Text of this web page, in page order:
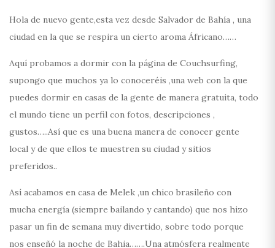
Hola de nuevo gente,esta vez desde Salvador de Bahía , una
ciudad en la que se respira un cierto aroma Áfricano……
Aquí probamos a dormir con la página de Couchsurfing,
supongo que muchos ya lo conoceréis ,una web con la que
puedes dormir en casas de la gente de manera gratuita, todo
el mundo tiene un perfil con fotos, descripciones ,
gustos…..Así que es una buena manera de conocer gente
local y de que ellos te muestren su ciudad y sitios
preferidos..
Así acabamos en casa de Melek ,un chico brasileño con
mucha energía (siempre bailando y cantando) que nos hizo
pasar un fin de semana muy divertido, sobre todo porque
nos enseñó la noche de Bahia…….Una atmósfera realmente